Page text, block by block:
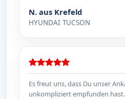
N. aus Krefeld
HYUNDAI TUCSON
Es freut uns, dass Du unser
unkompliziert empfunden hast.